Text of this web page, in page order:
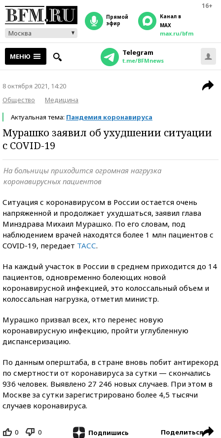
16+
Москва
прямой
эфир
Канал в
MAX
max.ru/bfm
МЕНЮ Telegram
t.me/BFMnews
8 октября 2021, 14:20
Общество
Медицина
Актуальная тема: Пандемия коронавируса
Мурашко заявил об ухудшении ситуации
с COVID-19
На больницы приходится огромная нагрузка
коронавирусных пациентов
Ситуация с коронавирусом в России остается очень
напряженной и продолжает ухудшаться, заявил глава
Минздрава Михаил Мурашко. По его словам, под
наблюдением врачей находятся более 1 млн пациентов с
COVID-19, передает ТАСС.
На каждый участок в России в среднем приходится до 14
пациентов, одновременно болеющих новой
коронавирусной инфекцией, это колоссальный объем и
колоссальная нагрузка, отметил министр.
Мурашко призвал всех, кто перенес новую
коронавирусную инфекцию, пройти углубленную
диспансеризацию.
По данным оперштаба, в стране вновь побит антирекорд
по смертности от коронавируса за сутки — скончались
936 человек. Выявлено 27 246 новых случаев. При этом в
Москве за сутки зарегистрировано более 4,5 тысячи
случаев коронавируса.
0 0 Подпишись Поделиться